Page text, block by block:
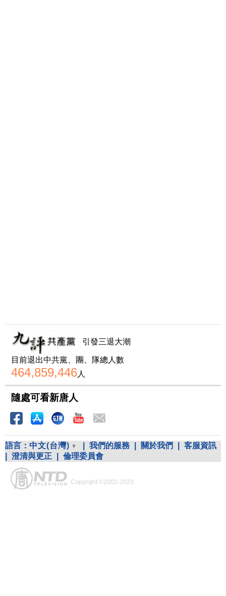
引發三退大潮
目前退出中共黨、團、隊總人數
464,859,446人
隨處可看新唐人
語言： 中文(台灣) 我們的服務 關於我們
客服資訊
澄清與更正 倫理委員會
Copyright ©2002-2023